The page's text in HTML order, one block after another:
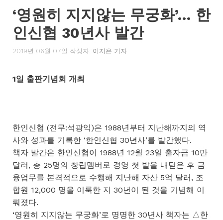
‘영원히 지지않는 무궁화’… 한
인신협 30년사 발간
2019년 06월 07일 작성자: 이지은 기자
1일 출판기념회 개최
한인신협 (전무:석광익)은 1988년부터 지난해까지의 역
사와 성과를 기록한 ‘한인신협 30년사’를 발간했다.
책자 발간은 한인신협이 1988년 12월 23일 출자금 10만
달러, 총 25명의 창립멤버로 경영 첫 발을 내딛은 후 금
융업무를 본격적으로 수행해 지난해 자산 5억 달러, 조
합원 12,000 명을 이룩한 지 30년이 된 것을 기념해 이
뤄졌다.
‘영원히 지지않는 무궁화’로 명명한 30년사 책자는 △한